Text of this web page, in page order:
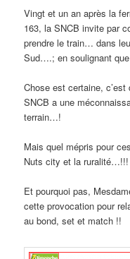
Vingt et un an après la
163, la SNCB invite par
prendre le train… dans
Sud….; en soulignant
Chose est certaine,
SNCB a une
terrain…!
Mais quel mépris pour
Nuts city et la ruralité…!!!
Et pourquoi pas,
cette provocation pour
au bond, set et match !!